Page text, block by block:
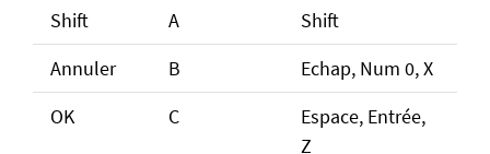
Shift
A
Shift
Annuler
B
Echap, Num 0, X
OK
C
Espace, Entrée,
Z